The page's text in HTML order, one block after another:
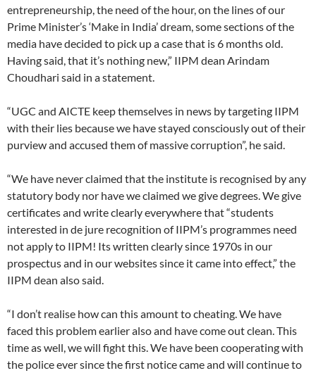
entrepreneurship, the need of the hour, on the lines of our
Prime Minister’s ‘Make in India’ dream, some sections of the
media have decided to pick up a case that is 6 months old.
Having said, that it’s nothing new,” IIPM dean Arindam
Choudhari said in a statement.
“UGC and AICTE keep themselves in news by targeting IIPM
with their lies because we have stayed consciously out of their
purview and accused them of massive corruption”, he said.
“We have never claimed that the institute is recognised by any
statutory body nor have we claimed we give degrees. We give
certificates and write clearly everywhere that “students
interested in de jure recognition of IIPM’s programmes need
not apply to IIPM! Its written clearly since 1970s in our
prospectus and in our websites since it came into effect,” the
IIPM dean also said.
“I don’t realise how can this amount to cheating. We have
faced this problem earlier also and have come out clean. This
time as well, we will fight this. We have been cooperating with
the police ever since the first notice came and will continue to